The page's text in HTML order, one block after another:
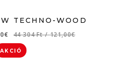
TECHNO-WOOD
44 304 Ft/ 121,00€
AKCIÓ